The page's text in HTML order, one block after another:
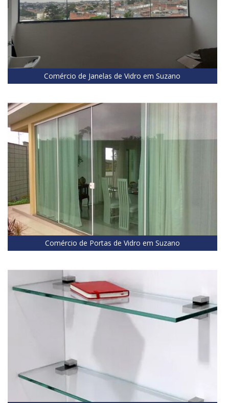
Comércio de Janelas de Vidro em Suzano
Comércio de Portas de Vidro em Suzano